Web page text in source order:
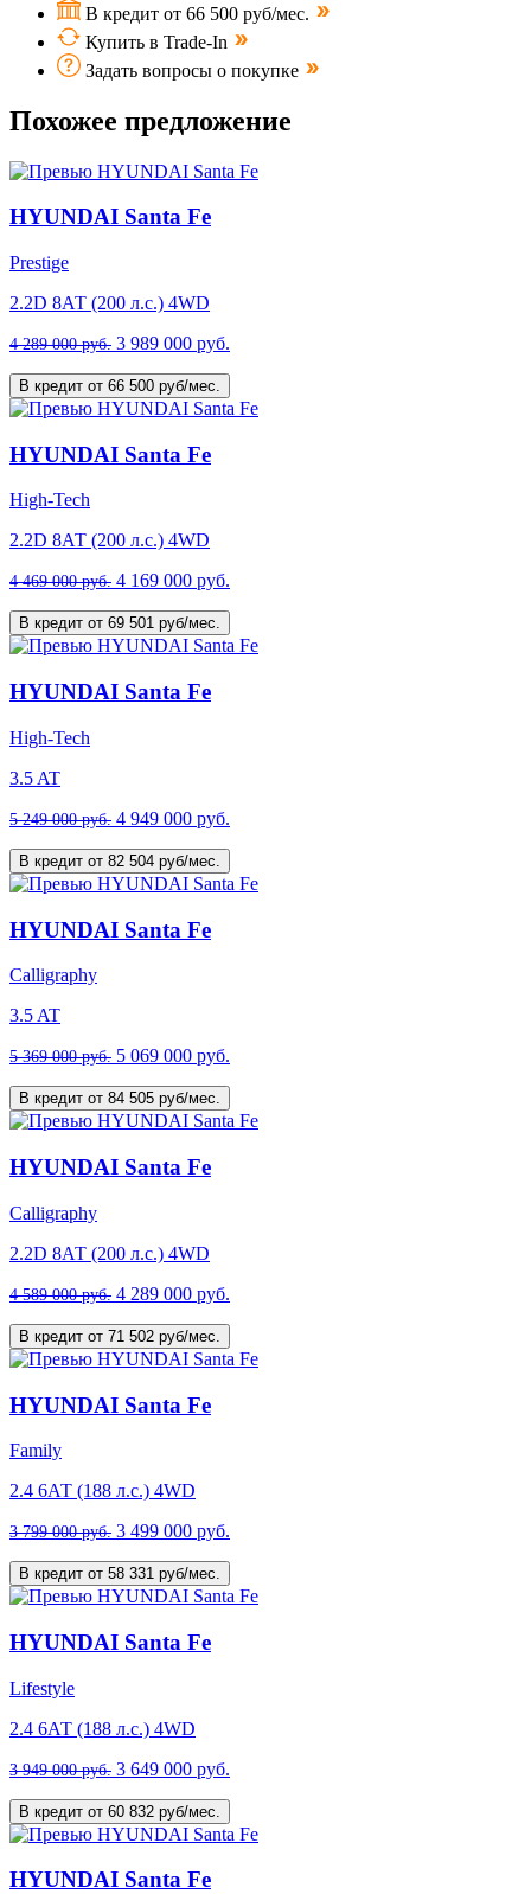
В кредит от 66 500 руб/мес.
Купить в Trade-In
Задать вопросы о покупке
Похожее предложение
HYUNDAI Santa Fe
Prestige
2.2D 8АТ (200 л.с.) 4WD
4 289 000 руб. 3 989 000 руб.
В кредит от 66 500 руб/мес.
HYUNDAI Santa Fe
High-Tech
2.2D 8АТ (200 л.с.) 4WD
4 469 000 руб. 4 169 000 руб.
В кредит от 69 501 руб/мес.
HYUNDAI Santa Fe
High-Tech
3.5 AT
5 249 000 руб. 4 949 000 руб.
В кредит от 82 504 руб/мес.
HYUNDAI Santa Fe
Calligraphy
3.5 AT
5 369 000 руб. 5 069 000 руб.
В кредит от 84 505 руб/мес.
HYUNDAI Santa Fe
Calligraphy
2.2D 8АТ (200 л.с.) 4WD
4 589 000 руб. 4 289 000 руб.
В кредит от 71 502 руб/мес.
HYUNDAI Santa Fe
Family
2.4 6АТ (188 л.с.) 4WD
3 799 000 руб. 3 499 000 руб.
В кредит от 58 331 руб/мес.
HYUNDAI Santa Fe
Lifestyle
2.4 6АТ (188 л.с.) 4WD
3 949 000 руб. 3 649 000 руб.
В кредит от 60 832 руб/мес.
HYUNDAI Santa Fe